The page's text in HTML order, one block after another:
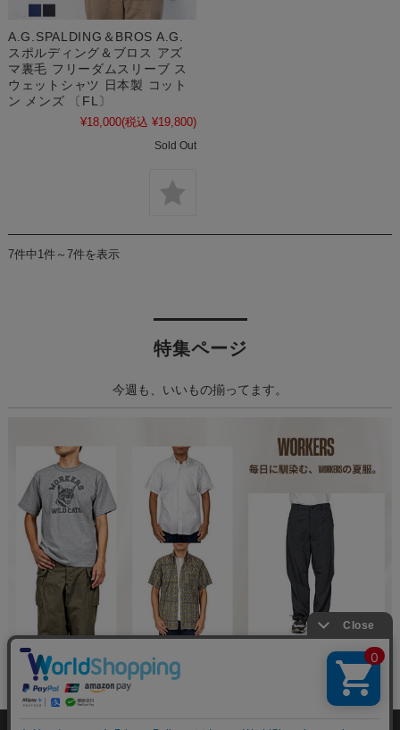
A.G.SPALDING＆BROS A.G.
スポルディング＆ブロス アズ
マ裏毛 フリーダムスリーブ ス
ウェットシャツ 日本製 コット
ン メンズ 〔FL〕
¥18,000(税込 ¥19,800)
Sold Out
7件中1件～7件を表示
特集ページ
今週も、いいもの揃ってます。